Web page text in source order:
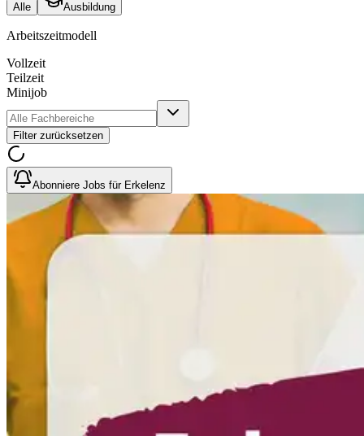
Alle Ausbildung
Arbeitszeitmodell
Vollzeit
Teilzeit
Minijob
Filter zurücksetzen
Abonniere Jobs für Erkelenz